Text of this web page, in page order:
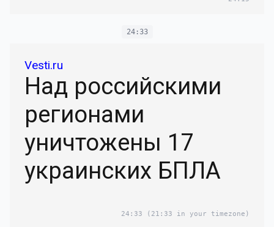
24:33
Vesti.ru
Над российскими
регионами
уничтожены 17
украинских БПЛА
24:33 (21:33 in your timezone)